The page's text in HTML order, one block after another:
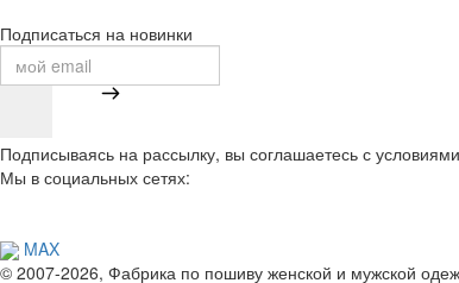
Подписаться на новинки
Подписываясь на рассылку, вы соглашаетесь с условиями
Мы в социальных сетях:
MAX
© 2007-2026, Фабрика по пошиву женской и мужской